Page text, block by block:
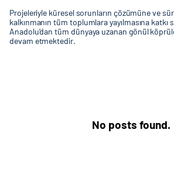
Projeleriyle küresel sorunların çözümüne ve
kalkınmanın tüm toplumlara yayılmasına katkı
Anadolu’dan tüm dünyaya uzanan gönül
devam etmektedir.
No posts found.